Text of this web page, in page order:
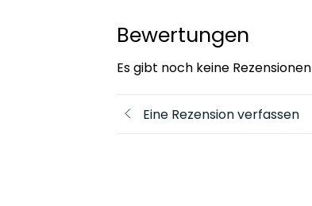
Bewertungen
Es gibt noch keine Rezensionen
Eine Rezension verfassen